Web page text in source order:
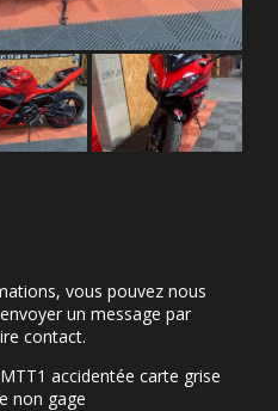
vous pouvez nous
un message par
contact.
accidentée carte grise
non gage